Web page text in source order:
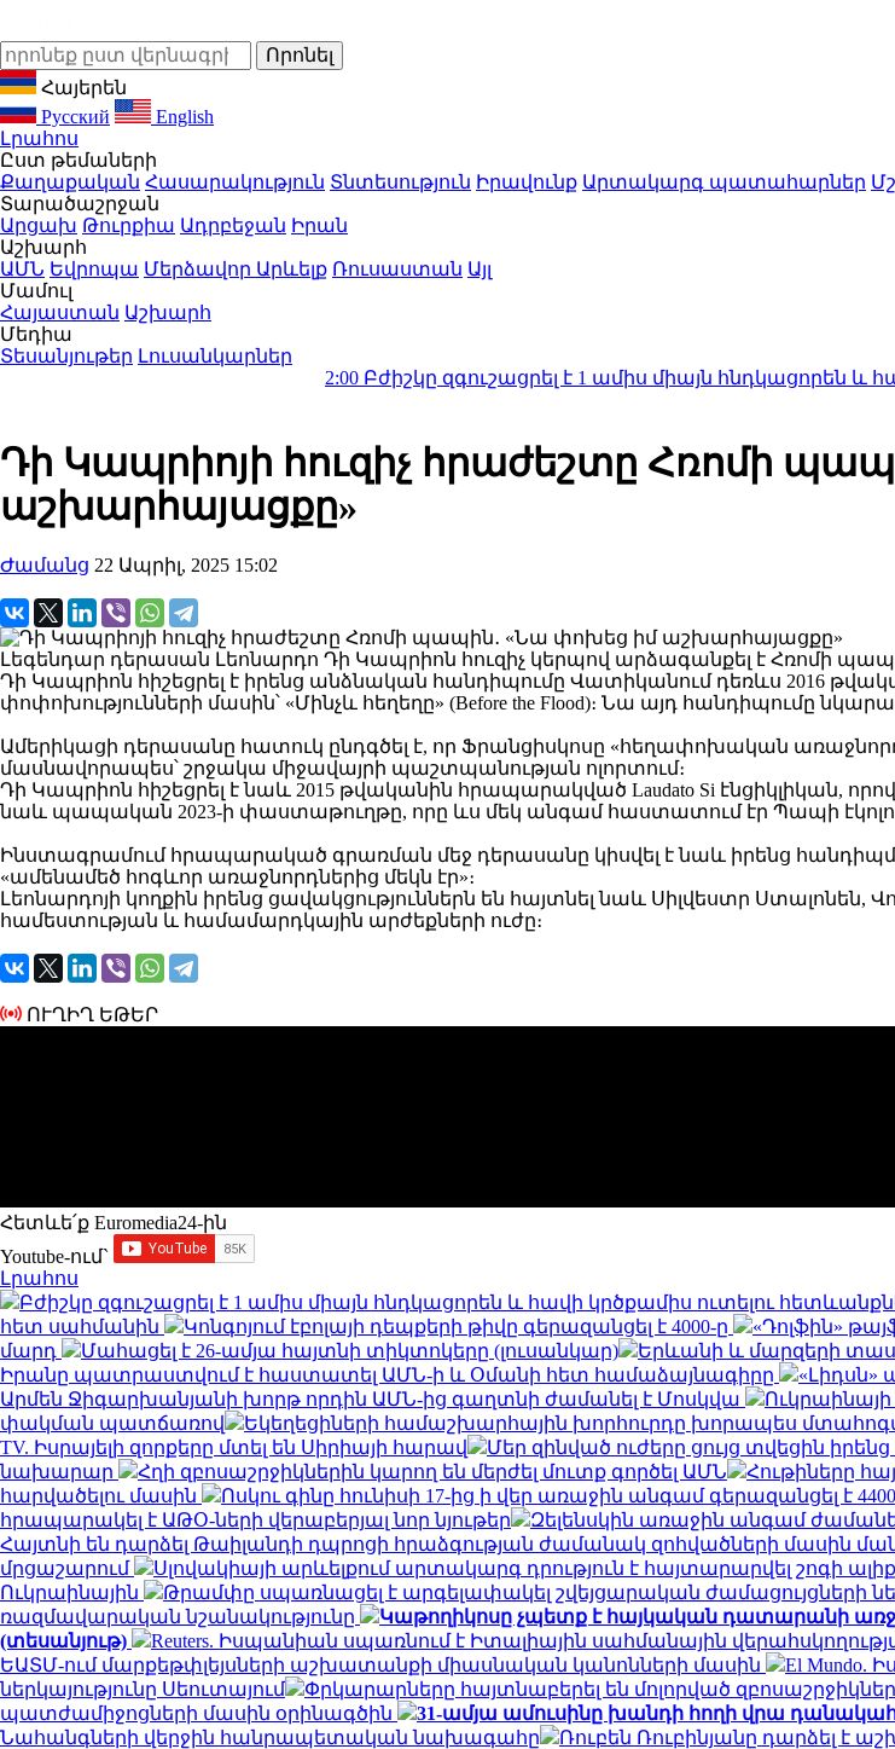
Հայերեն
Русский
English
Լրահոս
Ըստ թեմաների
Քաղաքական Հասարակություն Տնտեսություն Իրավունք Արտակարգ պատահարներ
Տարածաշրջան
Արցախ Թուրքիա Ադրբեջան Իրան
Աշխարհ
ԱՄՆ Եվրոպա Մերձավոր Արևելք Ռուսաստան Այլ
Մամուլ
Հայաստան Աշխարհ
Մեդիա
Տեսանյութեր Լուսանկարներ
Բժիշկը զգուշացրել է 1 ամիս միայն հնդկացորեն և հավի
Դի Կապրիոյի հուզիչ հրաժեշտը Հռոմի
աշխարհայացքը»
Ժամանց 22 Ապրիլ, 2025 15:02
Լեգենդար դերասան Լեոնարդո Դի Կապրիոն հուզիչ կերպով արձագանքել է Հռոմի պապ
Դի Կապրիոն հիշեցրել է իրենց անձնական հանդիպումը Վատիկանում դեռևս 2016
փոփոխությունների մասին՝ «Մինչև հեղեղը» (Before the Flood)։ Նա այդ հանդիպումը
Ամերիկացի դերասանը հատուկ ընդգծել է, որ Ֆրանցիսկոսը «հեղափոխական առաջնորդ
մասնավորապես՝ շրջակա միջավայրի պաշտպանության ոլորտում։
Դի Կապրիոն հիշեցրել է նաև 2015 թվականին հրապարակված Laudato Si էնցիկլիկան,
նաև պապական 2023-ի փաստաթուղթը, որը ևս մեկ անգամ հաստատում էր Պապի
Ինստագրամում հրապարակած գրառման մեջ դերասանը կիսվել է նաև իրենց
«ամենամեծ հոգևոր առաջնորդներից մեկն էր»։
Լեոնարդոյի կողքին իրենց ցավակցություններն են հայտնել նաև Սիլվեստր Ստալոնեն,
համեստության և համամարդկային արժեքների ուժը։
ՈՒՂԻՂ ԵԹԵՐ
Հետևե՛ք Euromedia24-ին
Youtube-ում`
Լրահոս
Բժիշկը զգուշացրել է 1 ամիս միայն հնդկացորեն և հավի կրծքամիս ուտելու
հետ սահմանին
Կոնգոյում էբոլայի դեպքերի թիվը գերազանցել է 4000-ը
«Դոլֆին»
մարդ
Մահացել է 26-ամյա հայտնի տիկտոկերը (լուսանկար)
Երևանի և մարզերի
Իրանը պատրաստվում է հաստատել ԱՄՆ-ի և Օմանի հետ համաձայնագիրը
Արմեն Ջիգարխանյանի խորթ որդին ԱՄՆ-ից գաղտնի ժամանել է Մոսկվա
փակման պատճառով
Եկեղեցիների համաշխարհային խորհուրդը խորապես
TV. Իսրայելի զորքերը մտել են Սիրիայի հարավ
Մեր զինված ուժերը ցույց տվեցին
նախարար
Հղի զբոսաշրջիկներին կարող են մերժել մուտք գործել ԱՄՆ
Հութիները
հարվածելու մասին
Ոսկու գինը հունիսի 17-ից ի վեր առաջին անգամ գերազանցել է
հրապարակել է ԱԹՕ-ների վերաբերյալ նոր նյութեր
Զելենսկին առաջին անգամ
Հայտնի են դարձել Թաիլանդի դպրոցի հրաձգության ժամանակ զոհվածների մասին
մրցաշարում
Սլովակիայի արևելքում արտակարգ դրություն է հայտարարվել շոգի
Ուկրաինային
Թրամփը սպառնացել է արգելափակել շվեյցարական ժամացույցների
ռազմավարական նշանակությունը
Կաթողիկոսը չպետք է հայկական դատարանի
(տեսանյութ)
Reuters. Իսպանիան սպառնում է Իտալիային սահմանային
ԵԱՏՄ-ում մարքեթփլեյսների աշխատանքի միասնական կանոնների մասին
El Mundo.
ներկայությունը Սեուտայում
Փրկարարները հայտնաբերել են մոլորված
պատժամիջոցների մասին օրինագծին
31-ամյա ամուսինը խանդի հողի վրա
Նահանգների վերջին հանրապետական ​​նախագահը
Ռուբեն Ռուբինյանը դարձել